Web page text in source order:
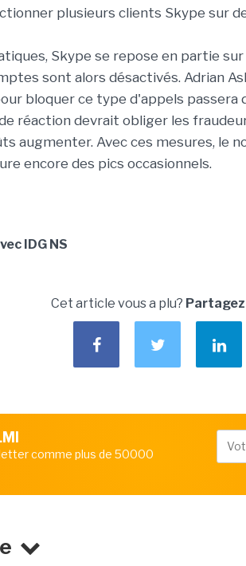
plusieurs clients Skype sur
Skype se repose en partie
sont alors désactivés. Adrian
bloquer ce type d'appels passera
réaction devrait obliger les
augmenter. Avec ces mesures, le
encore des pics occasionnels.
IDG NS
Cet article vous a plu? Partagez
comme plus de 50000